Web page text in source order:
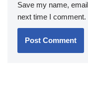
Save my name,
next time I comment.